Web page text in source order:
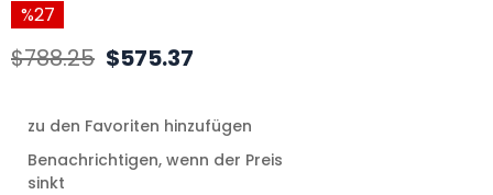
27
$788.25 $575.37
zu den Favoriten hinzufügen
Benachrichtigen, wenn der Preis
sinkt